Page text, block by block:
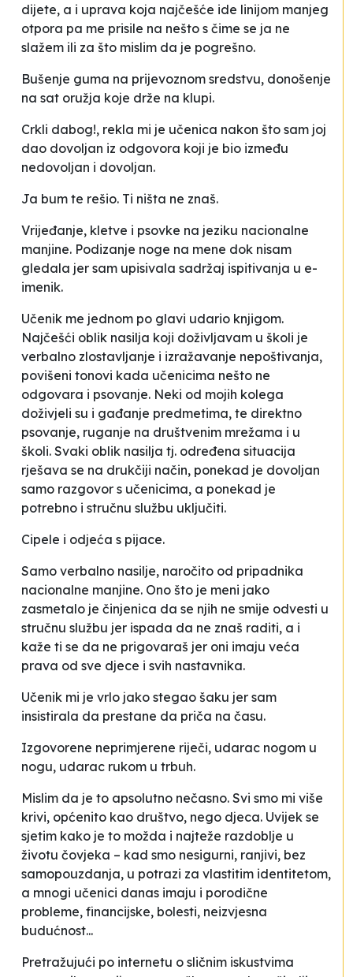
dijete, a i uprava koja najčešće ide linijom manjeg
otpora pa me prisile na nešto s čime se ja ne
slažem ili za što mislim da je pogrešno.
Bušenje guma na prijevoznom sredstvu, donošenje
na sat oružja koje drže na klupi.
Crkli dabog!, rekla mi je učenica nakon što sam joj
dao dovoljan iz odgovora koji je bio između
nedovoljan i dovoljan.
Ja bum te rešio. Ti ništa ne znaš.
Vrijeđanje, kletve i psovke na jeziku nacionalne
manjine. Podizanje noge na mene dok nisam
gledala jer sam upisivala sadržaj ispitivanja u e-
imenik.
Učenik me jednom po glavi udario knjigom.
Najčešći oblik nasilja koji doživljavam u školi je
verbalno zlostavljanje i izražavanje nepoštivanja,
povišeni tonovi kada učenicima nešto ne
odgovara i psovanje. Neki od mojih kolega
doživjeli su i gađanje predmetima, te direktno
psovanje, ruganje na društvenim mrežama i u
školi. Svaki oblik nasilja tj. određena situacija
rješava se na drukčiji način, ponekad je dovoljan
samo razgovor s učenicima, a ponekad je
potrebno i stručnu službu uključiti.
Cipele i odjeća s pijace.
Samo verbalno nasilje, naročito od pripadnika
nacionalne manjine. Ono što je meni jako
zasmetalo je činjenica da se njih ne smije odvesti u
stručnu službu jer ispada da ne znaš raditi, a i
kaže ti se da ne prigovaraš jer oni imaju veća
prava od sve djece i svih nastavnika.
Učenik mi je vrlo jako stegao šaku jer sam
insistirala da prestane da priča na času.
Izgovorene neprimjerene riječi, udarac nogom u
nogu, udarac rukom u trbuh.
Mislim da je to apsolutno nečasno. Svi smo mi više
krivi, općenito kao društvo, nego djeca. Uvijek se
sjetim kako je to možda i najteže razdoblje u
životu čovjeka – kad smo nesigurni, ranjivi, bez
samopouzdanja, u potrazi za vlastitim identitetom,
a mnogi učenici danas imaju i porodične
probleme, financijske, bolesti, neizvjesna
budućnost...
Pretražujući po internetu o sličnim iskustvima